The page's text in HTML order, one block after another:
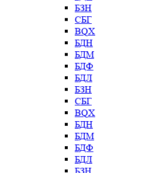
БЗН
СБГ
BQX
БДН
БДМ
БДФ
БДЛ
БЗН
СБГ
BQX
БДН
БДМ
БДФ
БДЛ